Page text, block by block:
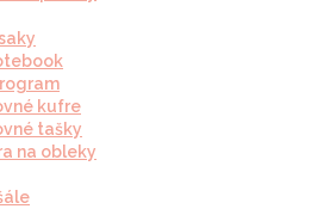
kufre
tašky
na obleky